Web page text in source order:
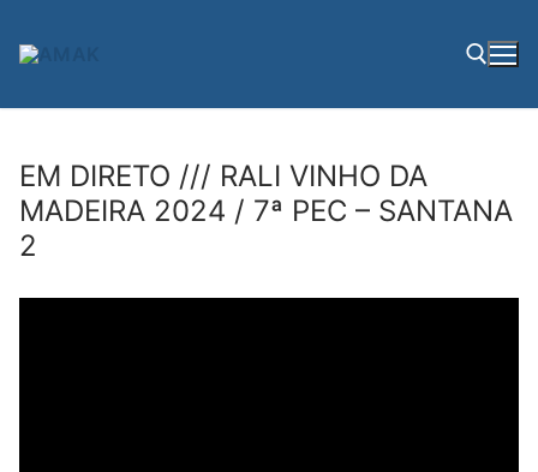
para
EM DIRETO /// RALI VINHO DA
MADEIRA 2024 / 7ª PEC – SANTANA
2